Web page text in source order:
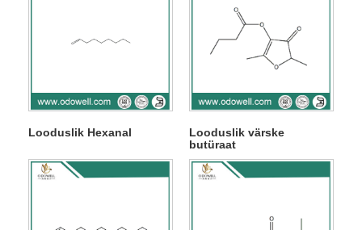
Looduslik Hexanal
Looduslik värske
butüraat